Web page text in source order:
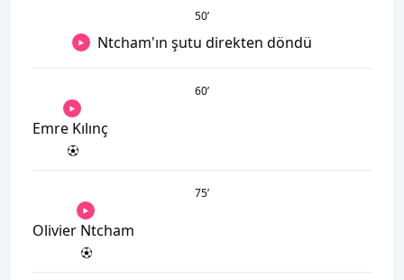
50’
Ntcham'ın şutu direkten döndü
60’
Emre Kılınç
75’
Olivier Ntcham